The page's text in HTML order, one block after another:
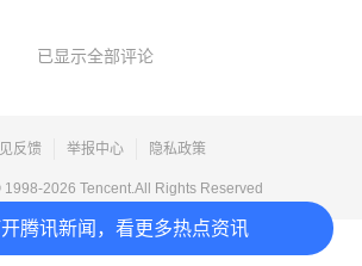
腾讯新闻，看更多热点资讯
已显示全部评论
反馈 举报中心 隐私政策
1998-2026 Tencent.All Rights Reserved